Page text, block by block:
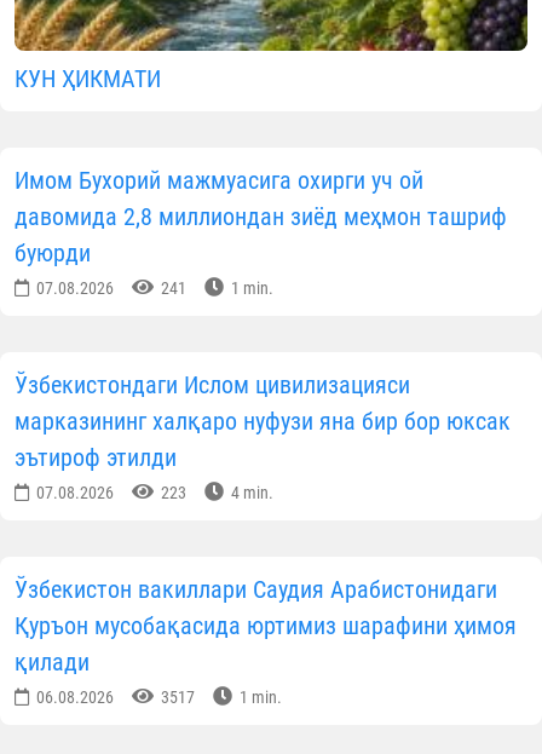
КУН ҲИКМАТИ
Имом Бухорий мажмуасига охирги уч ой
давомида 2,8 миллиондан зиёд меҳмон ташриф
буюрди
07.08.2026 241 1 min.
Ўзбекистондаги Ислом цивилизацияси
марказининг халқаро нуфузи яна бир бор юксак
эътироф этилди
07.08.2026 223 4 min.
Ўзбекистон вакиллари Саудия Арабистонидаги
Қуръон мусобақасида юртимиз шарафини ҳимоя
қилади
06.08.2026 3517 1 min.